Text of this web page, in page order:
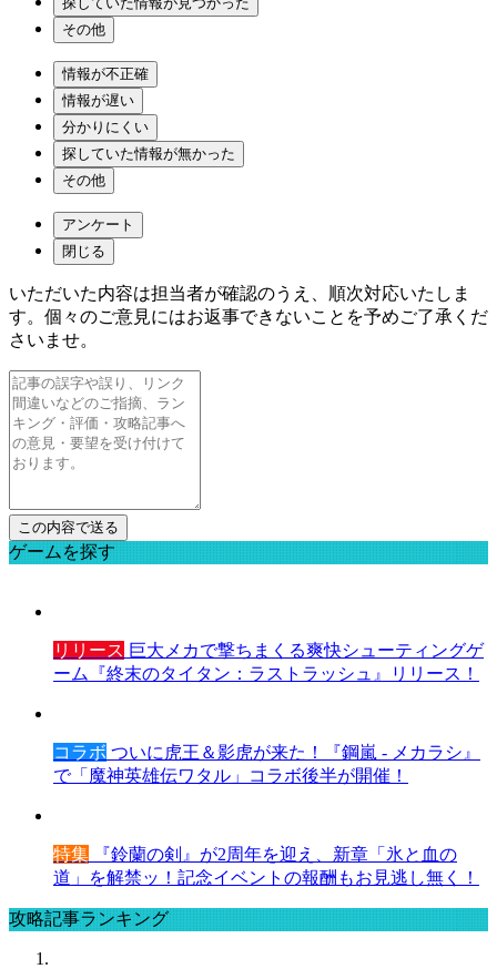
その他
情報が不正確
情報が遅い
分かりにくい
探していた情報が無かった
その他
アンケート
閉じる
いただいた内容は担当者が確認のうえ、順次対応いたしま
す。個々のご意見にはお返事できないことを予めご了承くだ
さいませ。
ゲームを探す
リリース 巨大メカで撃ちまくる爽快シューティングゲ
ーム『終末のタイタン：ラストラッシュ』リリース！
コラボ ついに虎王＆影虎が来た！『鋼嵐 - メカラシ』
で「魔神英雄伝ワタル」コラボ後半が開催！
特集 『鈴蘭の剣』が2周年を迎え、新章「氷と血の
道」を解禁ッ！記念イベントの報酬もお見逃し無く！
攻略記事ランキング